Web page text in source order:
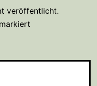
veröffentlicht.
markiert